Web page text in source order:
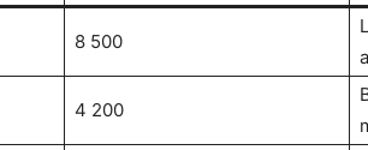
8 500
4 200